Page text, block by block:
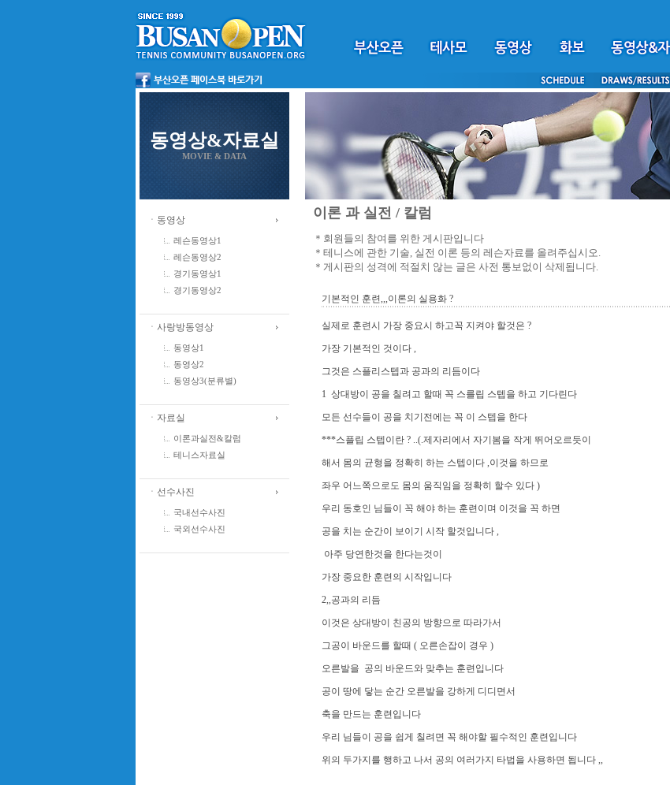
동영상&자료실
MOVIE & DATA
ㆍ동영상
레슨동영상1
레슨동영상2
경기동영상1
경기동영상2
ㆍ사랑방동영상
동영상1
동영상2
동영상3(분류별)
ㆍ자료실
이론과실전&칼럼
테니스자료실
ㆍ선수사진
국내선수사진
국외선수사진
이론 과 실전 / 칼럼
＊회원들의 참여를 위한 게시판입니다
＊테니스에 관한 기술, 실전 이론 등의 레슨자료를 올려주십시오.
＊게시판의 성격에 적절치 않는 글은 사전 통보없이 삭제됩니다.
기본적인 훈련,,,이론의 실용화 ?
실제로 훈련시 가장 중요시 하고꼭 지켜야 할것은 ?
가장 기본적인 것이다 ,
그것은 스플리스텝과 공과의 리듬이다
1 상대방이 공을 칠려고 할때 꼭 스를립 스텝을 하고 기다린다
모든 선수들이 공을 치기전에는 꼭 이 스텝을 한다
***스플립 스텝이란 ? ..(.제자리에서 자기봄을 작게 뛰어오르듯이
해서 몸의 균형을 정확히 하는 스텝이다 ,이것을 하므로
좌우 어느쪽으로도 몸의 움직임을 정확히 할수 있다 )
우리 동호인 님들이 꼭 해야 하는 훈련이며 이것을 꼭 하면
공을 치는 순간이 보이기 시작 할것입니다 ,
아주 당연한것을 한다는것이
가장 중요한 훈련의 시작입니다
2,,공과의 리듬
이것은 상대방이 친공의 방향으로 따라가서
그공이 바운드를 할때 ( 오른손잡이 경우 )
오른발을 공의 바운드와 맞추는 훈련입니다
공이 땅에 닿는 순간 오른발을 강하게 디디면서
축을 만드는 훈련입니다
우리 님들이 공을 쉽게 칠려면 꼭 해야할 필수적인 훈련입니다
위의 두가지를 행하고 나서 공의 여러가지 타법을 사용하면 됩니다 ,,